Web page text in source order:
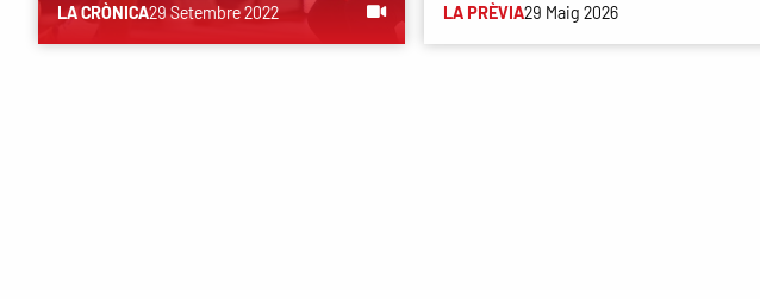
LA CRÒNICA29 Setembre 2022 LA PRÈVIA29 Maig 2026